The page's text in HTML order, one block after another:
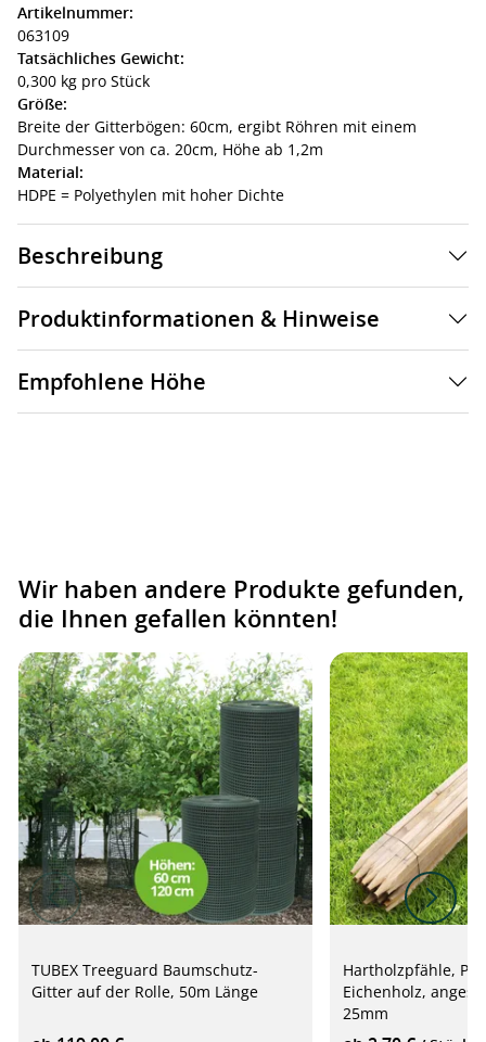
Artikelnummer:
063109
Tatsächliches Gewicht:
0,300 kg pro Stück
Größe:
Breite der Gitterbögen: 60cm, ergibt Röhren mit einem
Durchmesser von ca. 20cm, Höhe ab 1,2m
Material:
HDPE = Polyethylen mit hoher Dichte
Beschreibung
Produktinformationen & Hinweise
Empfohlene Höhe
Wir haben andere Produkte gefunden,
die Ihnen gefallen könnten!
TUBEX Treeguard Baumschutz-
Gitter auf der Rolle, 50m Länge
Hartholzpfähle,
Eichenholz,
25mm